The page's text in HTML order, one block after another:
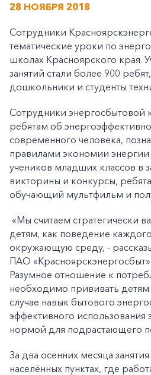
28 НОЯБРЯ 2018
Сотрудники
тематические уроки по
школах Красноярского края.
занятий стали более 900
дошкольники и студенты
Сотрудники энергосбытовой
ребятам об
современного человека,
правилами экономии
учеников младших классов в
викторины и конкурсы,
обучающий мультфильм и
«Мы считаем стратегически
детям, как поведение
окружающую среду, -
ПАО
Разумное отношение к
необходимо прививать детям
случае навык бытового
эффективного использования
нормой для подрастающего
За два осенних месяца
населённых пунктах, где